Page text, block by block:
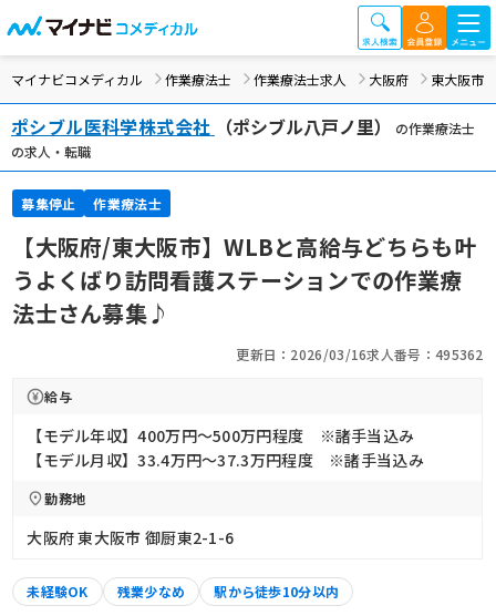
マイナビコメディカル 作業療法士 作業療法士求人 大阪府 東大阪市
ポシブル医科学株式会社 （ポシブル八戸ノ里）
の作業療法士
の求人・転職
募集停止 作業療法士
【大阪府/東大阪市】WLBと高給与どちらも叶
うよくばり訪問看護ステーションでの作業療
法士さん募集♪
更新日：2026/03/16求人番号：495362
給与
【モデル年収】400万円〜500万円程度 ※諸手当込み
【モデル月収】33.4万円〜37.3万円程度 ※諸手当込み
勤務地
大阪府 東大阪市 御厨東2-1-6
未経験OK 残業少なめ 駅から徒歩10分以内